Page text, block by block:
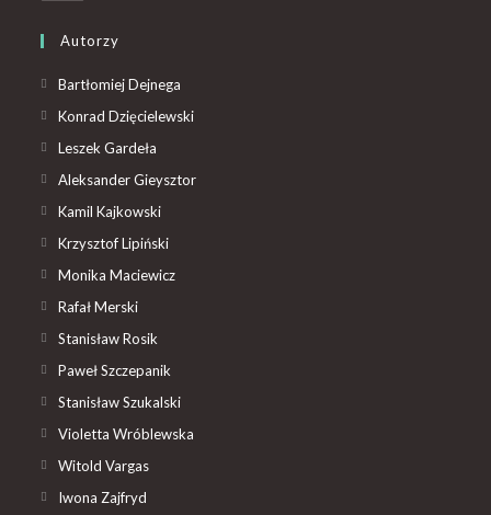
Autorzy
Bartłomiej Dejnega
Konrad Dzięcielewski
Leszek Gardeła
Aleksander Gieysztor
Kamil Kajkowski
Krzysztof Lipiński
Monika Maciewicz
Rafał Merski
Stanisław Rosik
Paweł Szczepanik
Stanisław Szukalski
Violetta Wróblewska
Witold Vargas
Iwona Zajfryd